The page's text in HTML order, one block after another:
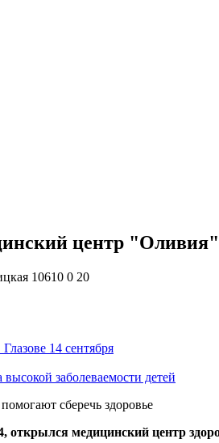
центр "Оливия"
10610 0 20
14 сентября
заболеваемости детей
сберечь здоровье
открылся медицинский центр